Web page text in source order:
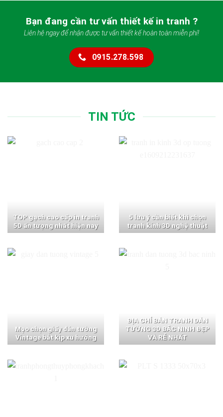
Bạn đang cần tư vấn thiết kế in tranh ?
Liên hệ ngay để nhận được tư vấn thiết kế hoàn toàn miễn phí!
0915.278.598
TIN TỨC
TOP gạch cao cấp in tranh
5D ấn tượng nhất hiện nay
5 lưu ý cần biết khi chọn
tranh kính 3D nghệ thuật
Mẹo chọn giấy dán tường
Vintage bắt kịp xu hướng
ĐỊA CHỈ BÁN TRANH DÁN
TƯỜNG 3D BẮC NINH ĐẸP
VÀ RẺ NHẤT